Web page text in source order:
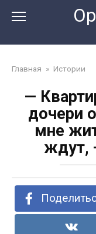
Главная » Истории
—
дочери
мне
ждут,